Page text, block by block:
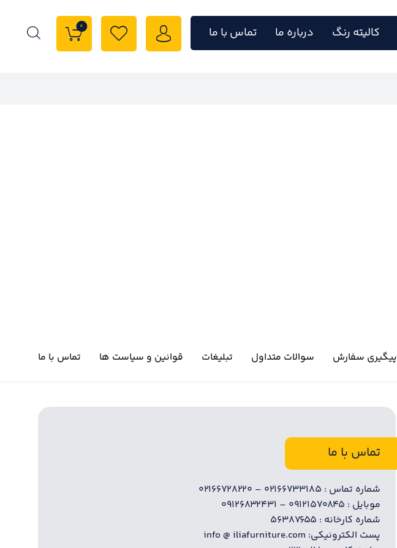
0 کالیته رنگ درباره ما تماس با ما
پیگیری سفارش سوالات متداول تبلیغات قوانین و سیاست ها تماس با ما
تماس با ما
شماره تماس : ۰۲۱۶۶۷۳۳۱۸۵ – ۰۲۱۶۶۷۲۸۲۲۰
موبایل : ۰۹۱۲۱۵۷۰۸۴۵ – ۰۹۱۲۶۸۳۲۴۳۱
شماره کارخانه : ۵۶۳۸۷۶۵۵
پست الکترونیکی: info @ iliafurniture.com